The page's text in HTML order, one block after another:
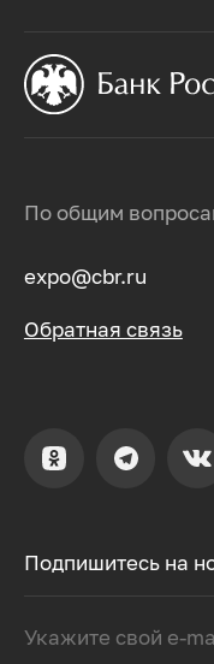
Подпишитесь на
По общим
expo@cbr.ru
Обратная связь